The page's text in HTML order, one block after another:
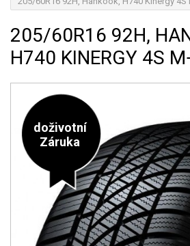
205/60R16 92H,
H740 KINERGY 4S
doživotní
Záruka